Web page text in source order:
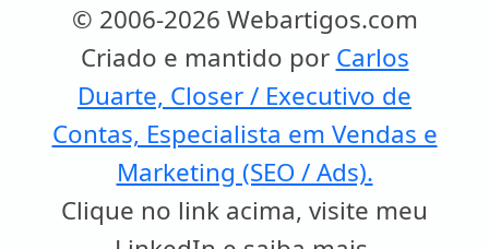
© 2006-2026 Webartigos.com
Criado e mantido por Carlos
Duarte, Closer / Executivo de
Contas, Especialista em Vendas e
Marketing (SEO / Ads).
Clique no link acima, visite meu